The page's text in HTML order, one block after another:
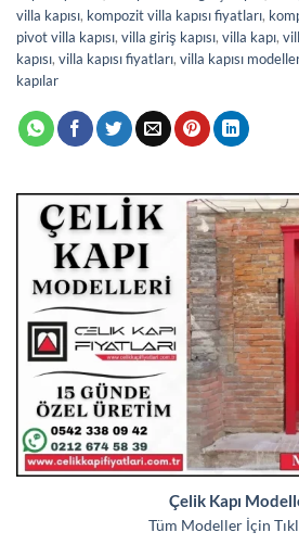
villa kapısı, kompozit villa kapısı fiyatları,
pivot villa kapısı, villa giriş kapısı, villa kapı,
kapısı, villa kapısı fiyatları, villa kapısı
kapılar
Çelik Kapı
Tüm Modeller İçin